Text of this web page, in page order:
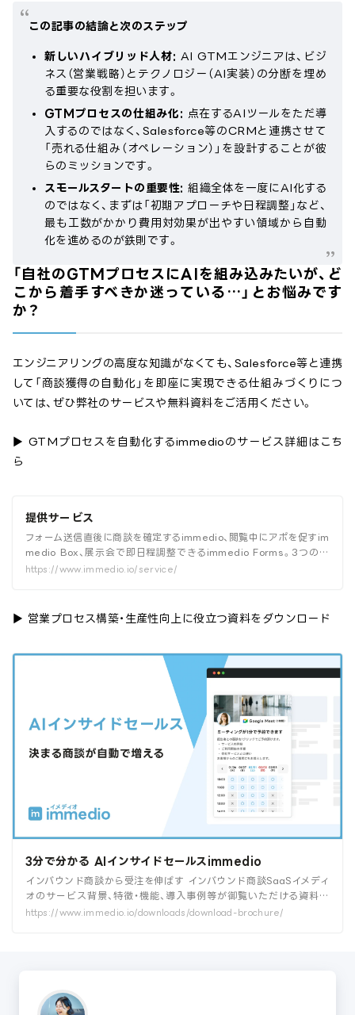
この記事の結論と次のステップ
新しいハイブリッド人材: AI GTMエンジニアは、ビジ
ネス（営業戦略）とテクノロジー（AI実装）の分断を埋め
る重要な役割を担います。
GTMプロセスの仕組み化: 点在するAIツールをただ導
入するのではなく、Salesforce等のCRMと連携させて
「売れる仕組み（オペレーション）」を設計することが彼
らのミッションです。
スモールスタートの重要性: 組織全体を一度にAI化する
のではなく、まずは「初期アプローチや日程調整」など、
最も工数がかかり費用対効果が出やすい領域から自動
化を進めるのが鉄則です。
「自社のGTMプロセスにAIを組み込みたいが、ど
こから着手すべきか迷っている…」とお悩みです
か？
エンジニアリングの高度な知識がなくても、Salesforce等と連携
して「商談獲得の自動化」を即座に実現できる仕組みづくりにつ
いては、ぜひ弊社のサービスや無料資料をご活用ください。
▶︎ GTMプロセスを自動化するimmedioのサービス詳細はこち
ら
提供サービス
フォーム送信直後に商談を確定するimmedio、閲覧中にアポを促すim
medio Box、展示会で即日程調整できるimmedio Forms。3つのプ
ロダクトを一覧で紹介しています。
https://www.immedio.io/service/
▶︎ 営業プロセス構築・生産性向上に役立つ資料をダウンロード
3分で分かる AIインサイドセールスimmedio
インバウンド商談から受注を伸ばす インバウンド商談SaaSイメディ
オのサービス背景、特徴・機能、導入事例等が御覧いただける資料で
す。
https://www.immedio.io/downloads/download-brochure/